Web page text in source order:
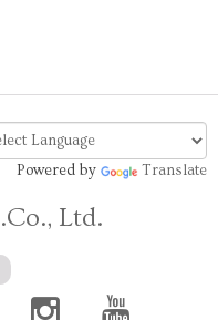
Powered by Translate
Ltd.